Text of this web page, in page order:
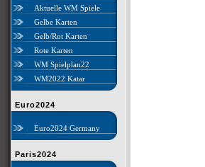
Aktuelle WM Spiele
Gelbe Karten
Gelb/Rot Karten
Rote Karten
WM Spielplan22
WM2022 Katar
Euro2024
Euro2024 Germany
Paris2024